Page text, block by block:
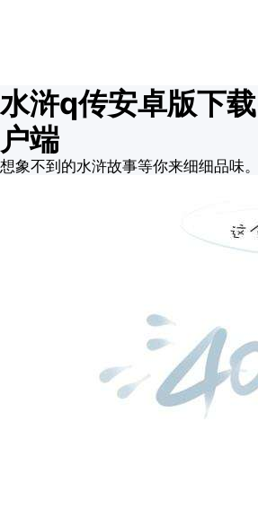
水浒q传安卓版下
户端
想象不到的水浒故事等你来细细品味。